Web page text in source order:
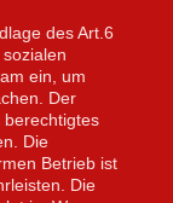
des Art.6
ein, um
Der
berechtigtes
Die
Betrieb ist
Die